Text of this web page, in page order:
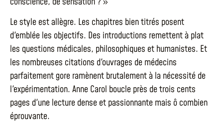
Le style est allègre. Les chapitres bien titrés posent
d'emblée les objectifs. Des introductions remettent à plat
les questions médicales, philosophiques et humanistes. Et
les nombreuses citations d'ouvrages de médecins
parfaitement gore ramènent brutalement à la nécessité de
l'expérimentation. Anne Carol boucle près de trois cents
pages d'une lecture dense et passionnante mais ô combien
éprouvante.